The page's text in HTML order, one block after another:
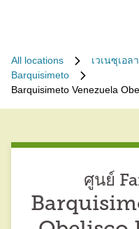
All locations เวเนซุเอลา
Barquisimeto
Barquisimeto Venezuela
ศูนย์